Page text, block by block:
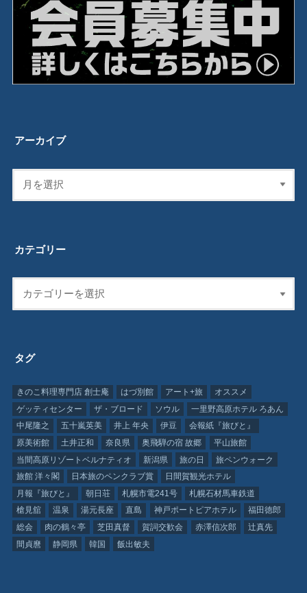
アーカイブ
カテゴリー
タグ
きのこ料理専門店 創士庵 はづ別館 アート+旅
オススメ
ゲッティセンター
ザ・ブロード ソウル
一里野高原ホテル ろあん
中尾隆之
五十嵐英美 井上 年央 伊豆
会報紙『旅びと』
原美術館
土井正和 奈良県 奥飛騨の宿 故郷
平山旅館
当間高原リゾートベルナティオ
新潟県 旅の日
旅ペンウォーク
旅館 洋々閣
日本旅のペンクラブ賞
日間賀観光ホテル
月報『旅びと』
朝日荘 札幌市電241号
札幌石材馬車鉄道
槍見舘
温泉 湯元長座 直島 神戸ポートピアホテル
福田徳郎
総会
肉の鶴々亭 芝田真督 賀詞交歓会 赤澤信次郎
辻真先
間貞麿
静岡県 韓国 飯出敏夫